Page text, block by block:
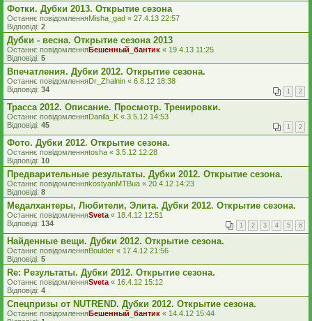
Фотки. Дубки 2013. Открытие сезона
Останнє повідомленняMisha_gad « 27.4.13 22:57
Відповіді: 2
Дубки - весна. Открытие сезона 2013
Останнє повідомленняБешенный_бантик « 19.4.13 11:25
Відповіді: 5
Впечатления. Дубки 2012. Открытие сезона.
Останнє повідомленняDr_Zhalnin « 6.8.12 18:38
Відповіді: 34 1 2
Трасса 2012. Описание. Просмотр. Тренировки.
Останнє повідомленняDanila_K « 3.5.12 14:53
Відповіді: 45 1 2
Фото. Дубки 2012. Открытие сезона.
Останнє повідомленняtosha « 3.5.12 12:28
Відповіді: 10
Предварительные результаты. Дубки 2012. Открытие сезона.
Останнє повідомленняkostyanMTBua « 20.4.12 14:23
Відповіді: 8
Медалхантеры, Любители, Элита. Дубки 2012. Открытие сезона.
Останнє повідомленняSveta « 18.4.12 12:51
Відповіді: 134 1 2 3 4 5 6
Найденные вещи. Дубки 2012. Открытие сезона.
Останнє повідомленняBoulder « 17.4.12 21:56
Відповіді: 5
Re: Результаты. Дубки 2012. Открытие сезона.
Останнє повідомленняSveta « 16.4.12 15:12
Відповіді: 4
Спецпризы от NUTREND. Дубки 2012. Открытие сезона.
Останнє повідомленняБешенный_бантик « 14.4.12 15:44